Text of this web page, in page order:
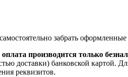
забрать
производится только
доставки) банковской картой.
реквизитов.